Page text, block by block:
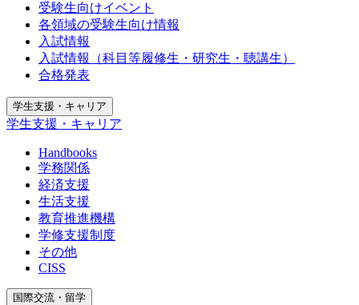
受験生向けイベント
各領域の受験生向け情報
入試情報
入試情報（科目等履修生・研究生・聴講生）
合格発表
学生支援・キャリア
学生支援・キャリア
Handbooks
学務関係
経済支援
生活支援
教育推進機構
学修支援制度
その他
CISS
国際交流・留学